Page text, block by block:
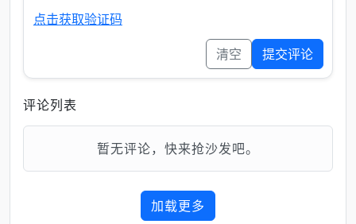
点击获取验证码
清空 提交评论
评论列表
暂无评论，快来抢沙发吧。
加载更多